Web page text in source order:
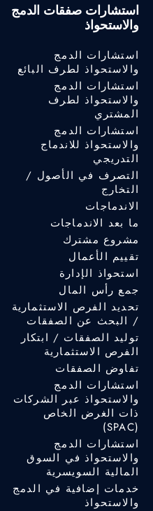
استشارات صفقات الدمج
والاستحواذ
استشارات الدمج
والاستحواذ لطرف البائع
استشارات الدمج
والاستحواذ لطرف
المشتري
استشارات الدمج
والاستحواذ للاندماج
التدريجي
التصرف في الأصول /
التخارج
الاندماجات
ما بعد الاندماجات
مشروع مشترك
تقييم الأعمال
استحواذ الإدارة
جمع رأس المال
تحديد الفرص الاستثمارية
/ البحث عن الصفقات
توليد الصفقات / ابتكار
الفرص الاستثمارية
تفاوض الصفقات
استشارات الدمج
والاستحواذ عبر الشركات
ذات الغرض الخاص
(SPAC)
استشارات الدمج
والاستحواذ في السوق
المالية السويسرية
خدمات إضافية في الدمج
والاستحواذ